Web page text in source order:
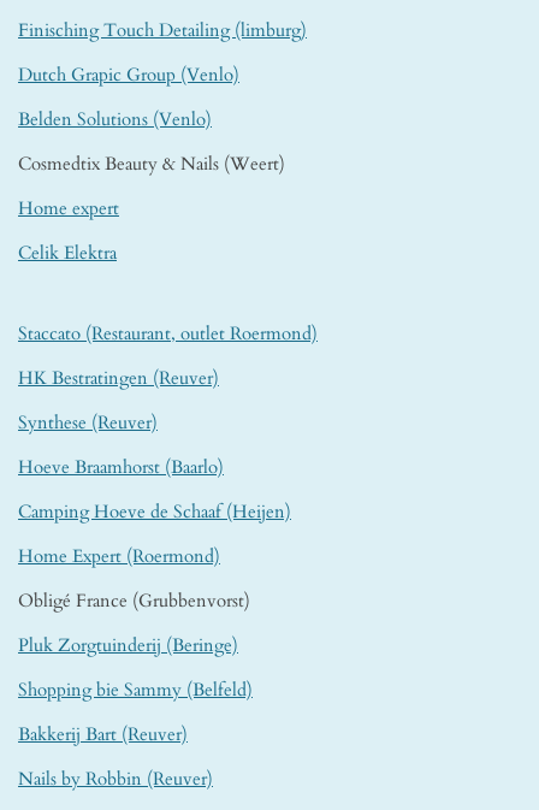
Finisching Touch Detailing (limburg)
Dutch Grapic Group (Venlo)
Belden Solutions (Venlo)
Cosmedtix Beauty & Nails (Weert)
Home expert
Celik Elektra
Staccato (Restaurant, outlet Roermond)
HK Bestratingen (Reuver)
Synthese (Reuver)
Hoeve Braamhorst (Baarlo)
Camping Hoeve de Schaaf (Heijen)
Home Expert (Roermond)
Obligé France (Grubbenvorst)
Pluk Zorgtuinderij (Beringe)
Shopping bie Sammy (Belfeld)
Bakkerij Bart (Reuver)
Nails by Robbin (Reuver)